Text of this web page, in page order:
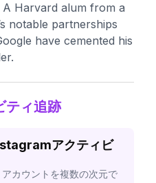
Harvard alum from a
notable partnerships
have cemented his
ティ追跡
アクティビ
カウントを複数の次元で